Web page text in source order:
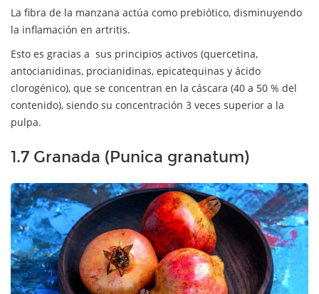
La fibra de la manzana actúa como prebiótico, disminuyendo
la inflamación en artritis.
Esto es gracias a sus principios activos (quercetina,
antocianidinas, procianidinas, epicatequinas y ácido
clorogénico), que se concentran en la cáscara (40 a 50 % del
contenido), siendo su concentración 3 veces superior a la
pulpa.
1.7 Granada (Punica granatum)